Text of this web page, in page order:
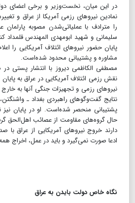
در این میان، نخست‌وزیر و برخی اعضای
نمادین نیروهای رزمی آمریکا از عراق و
را مترادف با عملیاتی‌شدن مصوبه
سلیمانی و شهید ابومهدی المهندس قلمداد
پایان حضور نیروهای ائتلاف آمریکایی را
مشاوره و پشتیبانی محدود شده‌است.
مصطفی الکاظمی دیروز با انتشار پستی
نقش رزمی ائتلاف آمریکایی در عراق به
نیروهای رزمی و تجهیزات جنگی آنها به
نتایج گفت‌وگوهای راهبردی بغداد ـ
پشتیبانی منحصر شده‌است. او در پایان نیز
حال گروه‌های مقاومت از عصائب اهل‌الحق
دارند خروج نیروهای آمریکایی از عراق با
ادعا صورت نمی‌گیرد و باید در عمل، اخراج
نگاه خاص دولت بایدن به عراق